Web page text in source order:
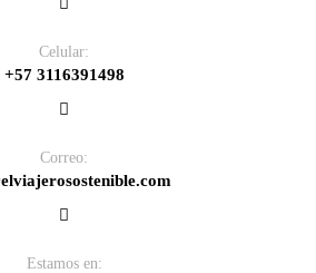
Celular:
+57 3116391498
Correo:
Estamos en: